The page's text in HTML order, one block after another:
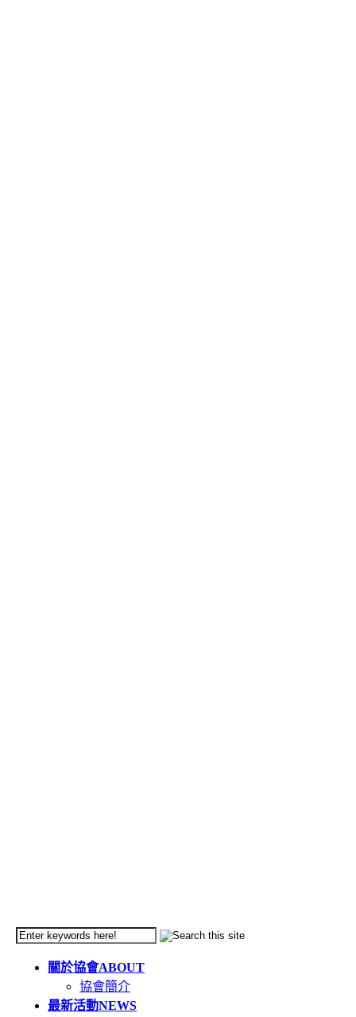
關於協會ABOUT
協會簡介
最新活動NEWS